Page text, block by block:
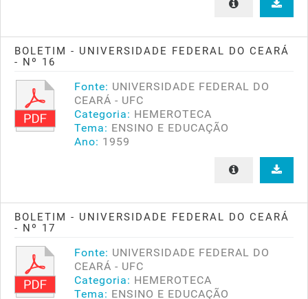
BOLETIM - UNIVERSIDADE FEDERAL DO CEARÁ
- Nº 16
Fonte: UNIVERSIDADE FEDERAL DO
CEARÁ - UFC
Categoria: HEMEROTECA
Tema: ENSINO E EDUCAÇÃO
Ano: 1959
BOLETIM - UNIVERSIDADE FEDERAL DO CEARÁ
- Nº 17
Fonte: UNIVERSIDADE FEDERAL DO
CEARÁ - UFC
Categoria: HEMEROTECA
Tema: ENSINO E EDUCAÇÃO